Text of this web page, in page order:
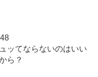
ッてならないのはいい
ら？